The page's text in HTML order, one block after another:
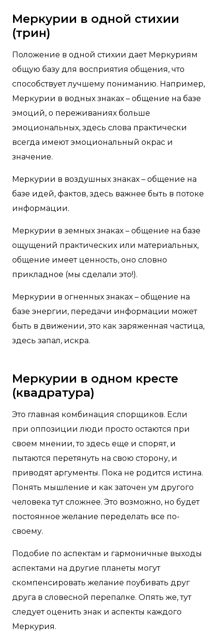
Меркурии в одной стихии
(трин)
Положение в одной стихии дает Меркуриям
общую базу для восприятия общения, что
способствует лучшему пониманию. Например,
Меркурии в водных знаках – общение на базе
эмоций, о переживаниях больше
эмоциональных, здесь слова практически
всегда имеют эмоциональный окрас и
значение.
Меркурии в воздушных знаках – общение на
базе идей, фактов, здесь важнее быть в потоке
информации.
Меркурии в земных знаках – общение на базе
ощущений практических или материальных,
общение имеет ценность, оно словно
прикладное (мы сделали это!).
Меркурии в огненных знаках – общение на
базе энергии, передачи информации может
быть в движении, это как заряженная частица,
здесь запал, искра.
Меркурии в одном кресте
(квадратура)
Это главная комбинация спорщиков. Если
при оппозиции люди просто остаются при
своем мнении, то здесь еще и спорят, и
пытаются перетянуть на свою сторону, и
приводят аргументы. Пока не родится истина.
Понять мышление и как заточен ум другого
человека тут сложнее. Это возможно, но будет
постоянное желание переделать все по-
своему.
Подобие по аспектам и гармоничные выходы
аспектами на другие планеты могут
скомпенсировать желание поубивать друг
друга в словесной перепалке. Опять же, тут
следует оценить знак и аспекты каждого
Меркурия.